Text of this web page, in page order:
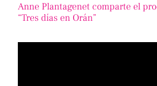
Anne Plantagenet comparte el
“Tres días en Orán”